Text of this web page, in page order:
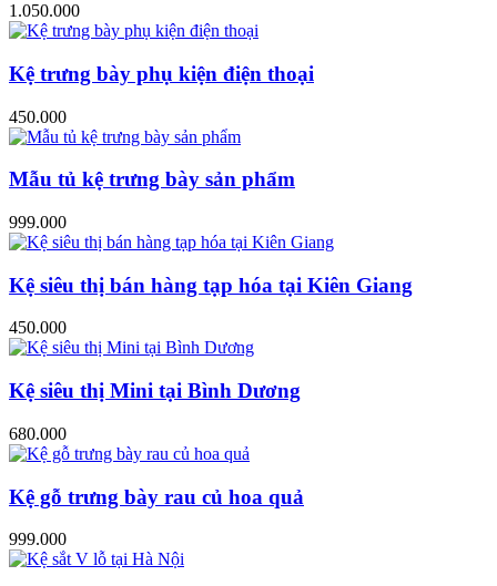
1.050.000
Kệ trưng bày phụ kiện điện thoại
450.000
Mẫu tủ kệ trưng bày sản phẩm
999.000
Kệ siêu thị bán hàng tạp hóa tại Kiên Giang
450.000
Kệ siêu thị Mini tại Bình Dương
680.000
Kệ gỗ trưng bày rau củ hoa quả
999.000